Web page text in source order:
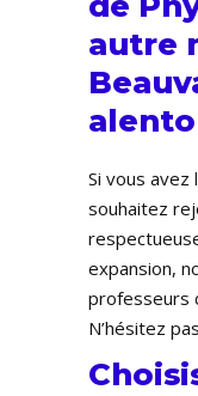
autre
Si vous avez
souhaitez
expansion,
professeurs
N’hésitez